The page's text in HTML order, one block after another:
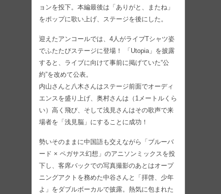
ョンを投下。本編最後は「ありがと、またね」
をポップに歌い上げ、ステージを後にした。
迎えたアンコールでは、4人がライブTシャツ姿
でふたたびステージに登場！ 「Utopia」を披露
すると、ライブに向けて事前に掲げていた“公
約”を改めて公表。
内山さんと八木さんはステージ前面でオーディ
エンスを盛り上げ、奥村さんは（1メートルくら
い）高く飛び、そして浅見さんはその歌声で来
場者を「浅見脳」にすることに成功！
勢いそのままに中国語も交えながら「ブルーバ
ード × ペガサス幻想」のアニソンミックスを投
下し、客席バックでの写真撮影のあとはオープ
ニングアクトを務めた中谷さんと「拝啓、少年
よ」をダブルボーカルで披露。熱気に包まれた